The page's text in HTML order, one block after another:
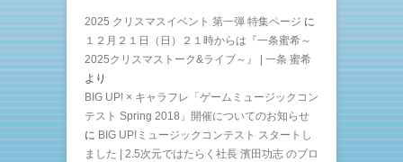
2025 クリスマスイベント 第一弾 特集ページ に
１２月２１日（日）２１時からは『一条蜜希～
2025クリスマストーク&ライブ～』 | 一条 蜜希
より
BIG UP! × キャラフレ「ゲームミュージックコン
テスト Spring 2018」開催についてのお知らせ
に BIG UP!ミュージックコンテスト スタートし
ました | 2.5次元ではたらく社長 濱田功志 のブロ